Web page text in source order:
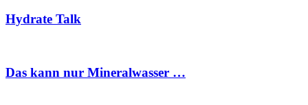
Hydrate Talk
Das kann nur Mineralwasser …